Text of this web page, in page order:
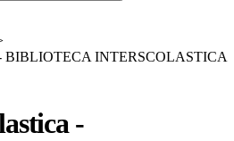
- BIBLIOTECA INTERSCOLASTICA
-